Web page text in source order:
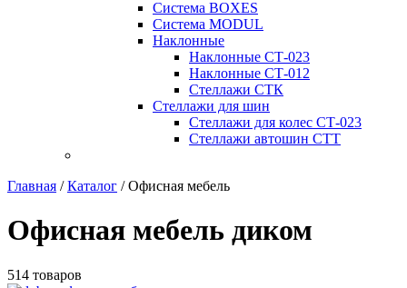
Система BOXES
Система MODUL
Наклонные
Наклонные СТ-023
Наклонные СТ-012
Стеллажи СТК
Стеллажи для шин
Стеллажи для колес СТ-023
Стеллажи автошин СТТ
Главная /Каталог /Офисная мебель
Офисная мебель диком
514 товаров